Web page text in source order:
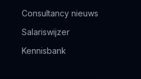
Consultancy nieuws
Salariswijzer
Kennisbank